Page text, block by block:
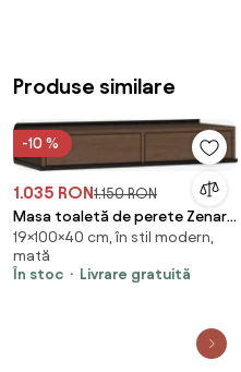
Produse similare
-10 %
1.035 RON1.150 RON
Masa toaletă de perete Zenar
100 cm cu sertare - nuc elegant
/ negru
19×100×40 cm, în stil modern,
mată
În stoc
Livrare gratuită